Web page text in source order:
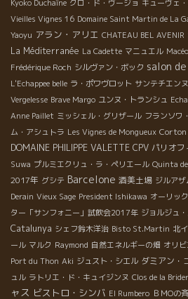
Kyoko Duchaîne クロ・ド・ヴージョ キューヴェ
Vieilles Vignes 16 Domaine Saint Martin de La
Yaoyu アラン・アリエ CHATEAU BEL AVENIR
La Méditerranée La Cadette マニュエル Macéo
Frédérique Roch シルヴァン・ボック salon
L'Echappee belle ラ・ポワヴロット サンテチエン
Vergelesse Brave Margo ユンヌ・トランシュ
Anne Paillet ミッシェル・グリザール フランソワ
ム・アシュトラ Les Vignes de Mongueux Corton
DOMAINE PHILIPPE VALETTE CPV パリオフ
Suwa プルミエクリュ・ラ・ペリエール Quinta
2017年 グシテ Barcelone 酒美土場 ジルアザ
Derain Vieux Sage President Ishikawa オーリッ
ター「サンフォニー」試飲会2017年 ジョルジュ
Catalunya シェフ鈴木洋治 Bisto St.Martin 北
ール マルク Raymond 自然エネルギーの畑 オリ
Port du Thon Aki ジュスト・シエル ダミアン・
ュル ラトリエ・ド・キュイジンヌ Clos de la
ャス ビストロ・シンバ El Rumbero ＢＭОの